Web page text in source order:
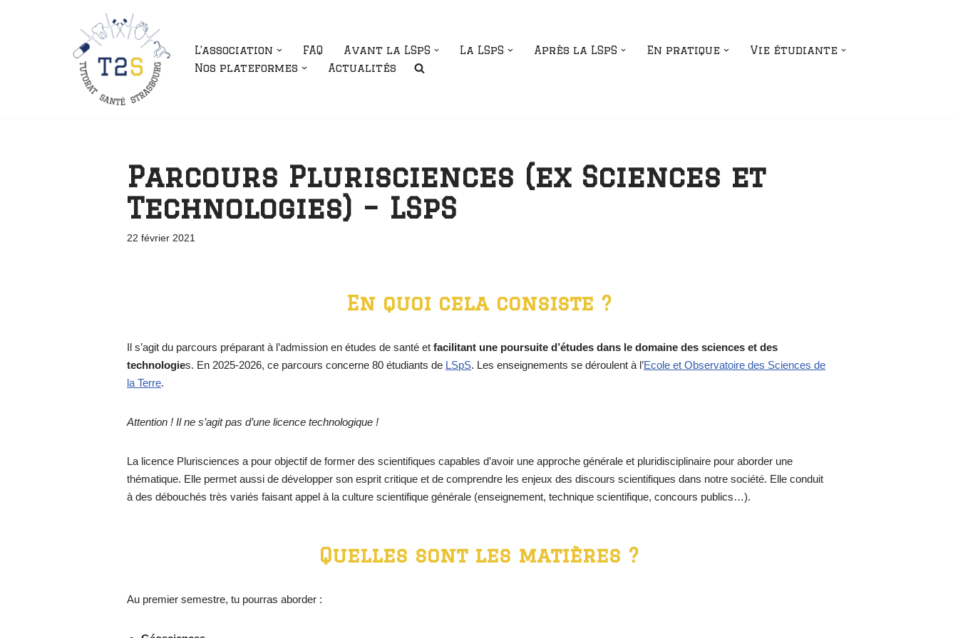
L’association FAQ Avant la LSpS La LSpS Après la LSpS En pratique
Vie étudiante
Nos plateformes
Actualités
Parcours Plurisciences (ex Sciences et
Technologies) – LSpS
22 février 2021
En quoi cela consiste ?
Il s’agit du parcours préparant à l’admission en études de santé etfacilitant une poursuite d’études dans le domaine des sciences et des
technologies. En 2025-2026, ce parcours concerne 80 étudiants de LSpS. Les enseignements se déroulent à l’Ecole et Observatoire des Sciences de
la Terre.
Attention ! Il ne s’agit pas d’une licence technologique !
La licence Plurisciences a pour objectif de former des scientifiques capables d’avoir une approche générale et pluridisciplinaire pour aborder une
thématique. Elle permet aussi de développer son esprit critique et de comprendre les enjeux des discours scientifiques dans notre société. Elle conduit
à des débouchés très variés faisant appel à la culture scientifique générale (enseignement, technique scientifique, concours publics…).
Quelles sont les matières ?
Au premier semestre, tu pourras aborder :